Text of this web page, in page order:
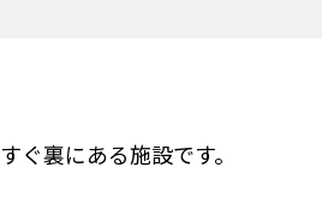
ぐ裏にある施設です。